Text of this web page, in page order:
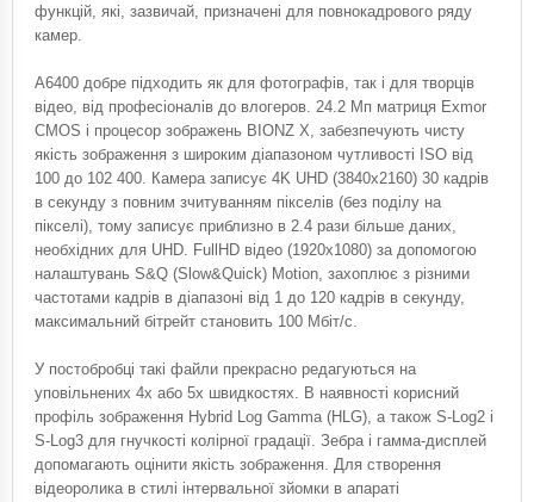
функцій, які, зазвичай, призначені для повнокадрового ряду
камер.
A6400 добре підходить як для фотографів, так і для творців
відео, від професіоналів до влогеров. 24.2 Мп матриця Exmor
CMOS і процесор зображень BIONZ X, забезпечують чисту
якість зображення з широким діапазоном чутливості ISO від
100 до 102 400. Камера записує 4K UHD (3840x2160) 30 кадрів
в секунду з повним зчитуванням пікселів (без поділу на
пікселі), тому записує приблизно в 2.4 рази більше даних,
необхідних для UHD. FullHD відео (1920x1080) за допомогою
налаштувань S&Q (Slow&Quick) Motion, захоплює з різними
частотами кадрів в діапазоні від 1 до 120 кадрів в секунду,
максимальний бітрейт становить 100 Мбіт/с.
У постобробці такі файли прекрасно редагуються на
уповільнених 4х або 5х швидкостях. В наявності корисний
профіль зображення Hybrid Log Gamma (HLG), а також S-Log2 і
S-Log3 для гнучкості колірної градації. Зебра і гамма-дисплей
допомагають оцінити якість зображення. Для створення
відеоролика в стилі інтервальної зйомки в апараті